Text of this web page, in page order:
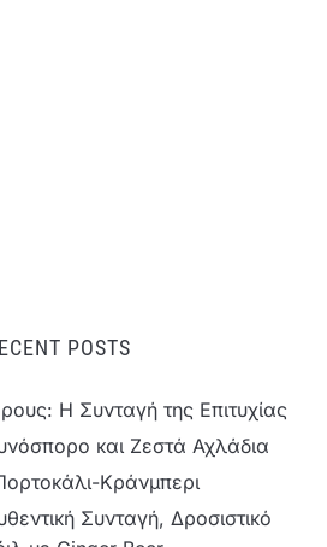
POSTS
Η Συνταγή της Επιτυχίας
και Ζεστά Αχλάδια
Κράνμπερι
Συνταγή, Δροσιστικό